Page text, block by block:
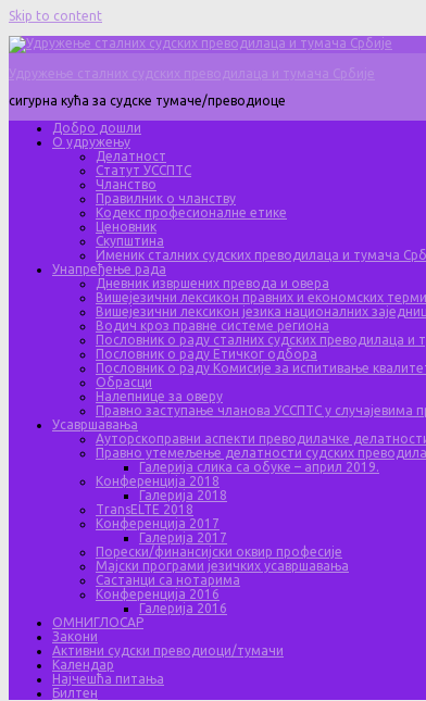
Skip to content
Удружење сталних судских преводилаца и тумача Србије
сигурна кућа за судске тумаче/преводиоце
Добро дошли
О удружењу
Делатност
Статут УССПТС
Чланство
Правилник о чланству
Кодекс професионалне етике
Ценовник
Скупштина
Именик сталних судских преводилаца и тумача
Унапређење рада
Дневник извршених превода и овера
Вишејезични лексикон правних и економских
Вишејезични лексикон језика националних
Водич кроз правне системе региона
Пословник о раду сталних судских преводилаца и
Пословник о раду Етичког одбора
Пословник о раду Комисије за испитивање
Обрасци
Налепнице за оверу
Правно заступање чланова УССПТС у случајевима
Усавршавања
Ауторскоправни аспекти преводилачке
Правно утемељење делатности судских
Галерија слика са обуке – април 2019.
Конференција 2018
Галерија 2018
TransELTE 2018
Конференција 2017
Галерија 2017
Порески/финансијски оквир професије
Мајски програми језичких усавршавања
Састанци са нотарима
Конференција 2016
Галерија 2016
ОМНИГЛОСАР
Закони
Активни судски преводиоци/тумачи
Календар
Најчешћа питања
Билтен